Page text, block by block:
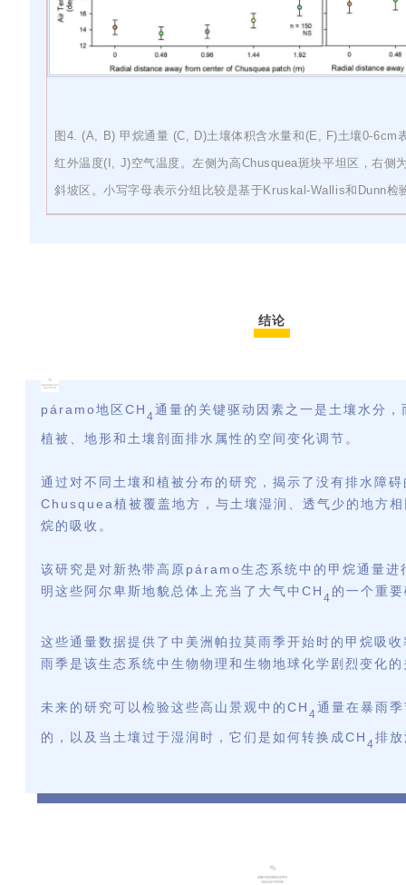
图 4. (A, B) 甲烷通量 (C, D)土壤体积含水量和(E, F)土壤0-6cm
红外温度(I, J)空气温度。左侧为高Chusquea斑块平坦区，右侧
斜坡区。小写字母表示分组比较是基于Kruskal-Wallis和Dunn检
结论
páramo地区CH 4通量的关键驱动因素之一是土壤水分
植被、地形和土壤剖面排水属性的空间变化调节。
通过对不同土壤和植被分布的研究，揭示了没有排水障
Chusquea植被覆盖地方，与土壤湿润、透气少的地方
烷的吸收。
该研究是对新热带高原páramo生态系统中的甲烷通量进
明这些阿尔卑斯地貌总体上充当了大气中CH 4 的一个重
这些通量数据提供了中美洲帕拉莫雨季开始时的甲烷吸
雨季是该生态系统中生物物理和生物地球化学剧烈变化
未来的研究可以检验这些高山景观中的CH 4通量在暴雨
的，以及当土壤过于湿润时，它们是如何转换成CH 4排放